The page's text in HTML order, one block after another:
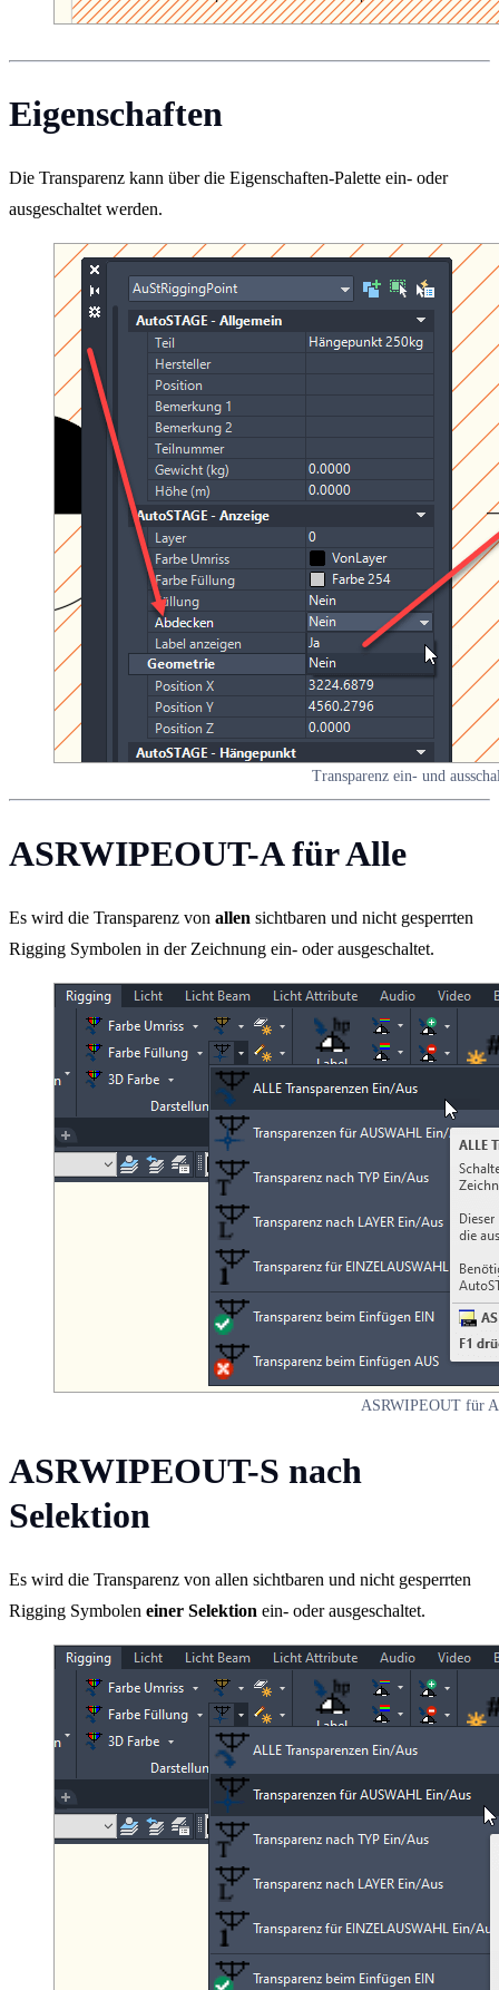
Eigenschaften
Die Transparenz kann über die Eigenschaften-Palette ein- oder
ausgeschaltet werden.
Transparenz ein- und
ASRWIPEOUT-A für Alle
Es wird die Transparenz von allen sichtbaren und nicht gesperrten
Rigging Symbolen in der Zeichnung ein- oder ausgeschaltet.
ASRWIPEOUT für
ASRWIPEOUT-S nach
Selektion
Es wird die Transparenz von allen sichtbaren und nicht gesperrten
Rigging Symbolen einer Selektion ein- oder ausgeschaltet.